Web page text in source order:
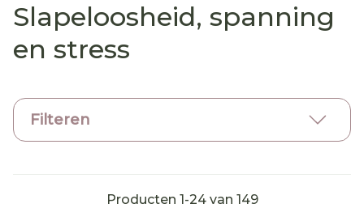
Slapeloosheid, spanning
en stress
Filteren
Producten 1-24van 149